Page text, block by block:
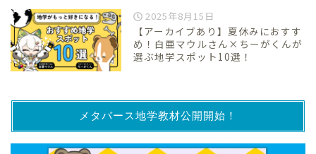
2025年8月15日
【アーカイブあり】夏休みにおすす
め！白亜マウルさん×ちーがくんが
選ぶ地学スポット10選！
メタバース地学教材公開開始！